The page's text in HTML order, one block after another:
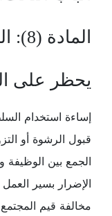
المادة (8): المحظورات العامة
يحظر على
إساءة استخدام
قبول الرشوة أو
الجمع بين
الإضرار بسير
مخالفة قيم